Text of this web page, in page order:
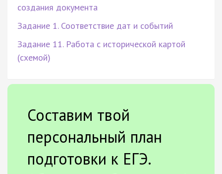
создания документа
Задание 1. Соответствие дат и событий
Задание 11. Работа с исторической картой
(схемой)
Составим твой
персональный план
подготовки к ЕГЭ.